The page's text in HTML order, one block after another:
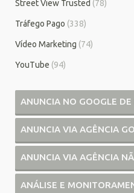
Street View Trusted (78)
Tráfego Pago (338)
Vídeo Marketing (74)
YouTube (94)
ANUNCIA NO GOOGLE
ANUNCIA VIA AGÊNCIA
ANUNCIA VIA AGÊNCIA
ANÁLISE E